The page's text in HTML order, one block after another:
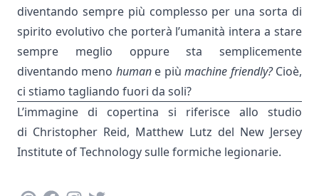
diventando sempre più complesso per una sorta di
spirito evolutivo che porterà l’umanità intera a stare
sempre meglio oppure sta semplicemente
diventando meno humane piùmachine friendly?Cioè,
ci stiamo tagliando fuori da soli?
L’immagine di copertina si riferisce allo studio
di Christopher Reid, Matthew Lutz del New Jersey
Institute of Technology sulle formiche legionarie.